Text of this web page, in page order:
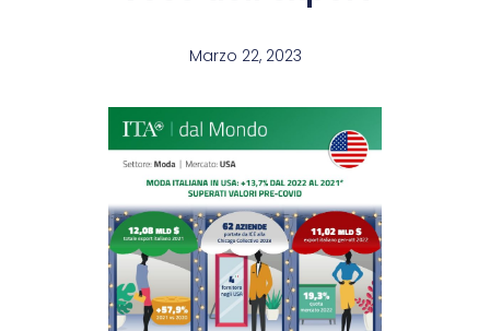
Marzo 22, 2023